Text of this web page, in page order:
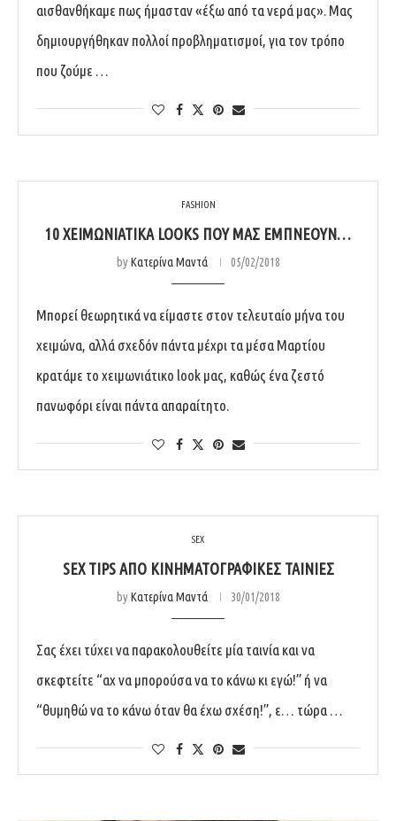
αισθανθήκαμε πως ήμασταν «έξω από τα νερά μας». Μας
δημιουργήθηκαν πολλοί προβληματισμοί, για τον τρόπο
που ζούμε …
FASHION
10 ΧΕΙΜΩΝΙΆΤΙΚΑ LOOKS ΠΟΥ ΜΑΣ ΕΜΠΝΈΟΥΝ…
byΚατερίνα Μαντά 05/02/2018
Μπορεί θεωρητικά να είμαστε στον τελευταίο μήνα του
χειμώνα, αλλά σχεδόν πάντα μέχρι τα μέσα Μαρτίου
κρατάμε το χειμωνιάτικο look μας, καθώς ένα ζεστό
πανωφόρι είναι πάντα απαραίτητο.
SEX
SEX TIPS ΑΠΌ ΚΙΝΗΜΑΤΟΓΡΑΦΙΚΈΣ ΤΑΙΝΊΕΣ
byΚατερίνα Μαντά 30/01/2018
Σας έχει τύχει να παρακολουθείτε μία ταινία και να
σκεφτείτε “αχ να μπορούσα να το κάνω κι εγώ!” ή να
“θυμηθώ να το κάνω όταν θα έχω σχέση!”, ε… τώρα …